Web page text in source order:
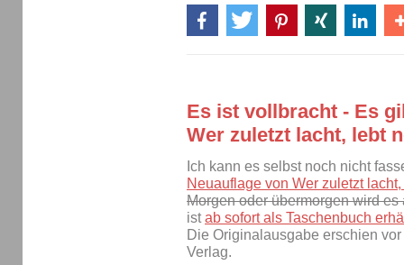
Es ist vollbracht - Es
Wer zuletzt lacht, lebt
Ich kann es selbst noch nicht
Neuauflage von Wer zuletzt
Morgen oder übermorgen wird
istab sofort als Taschenbuch
Die Originalausgabe erschien
Verlag.